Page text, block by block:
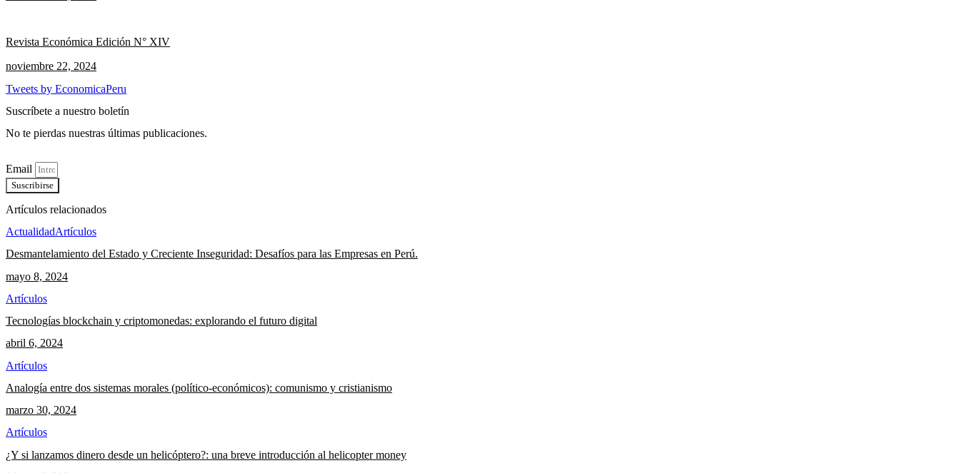
Revista Económica Edición N° XIV
noviembre 22, 2024
Tweets by EconomicaPeru
Suscríbete a nuestro boletín
No te pierdas nuestras últimas publicaciones.
Email
Suscribirse
Artículos relacionados
ActualidadArtículos
Desmantelamiento del Estado y Creciente Inseguridad: Desafíos para las Empresas en Perú.
mayo 8, 2024
Artículos
Tecnologías blockchain y criptomonedas: explorando el futuro digital
abril 6, 2024
Artículos
Analogía entre dos sistemas morales (político-económicos): comunismo y cristianismo
marzo 30, 2024
Artículos
¿Y si lanzamos dinero desde un helicóptero?: una breve introducción al helicopter money